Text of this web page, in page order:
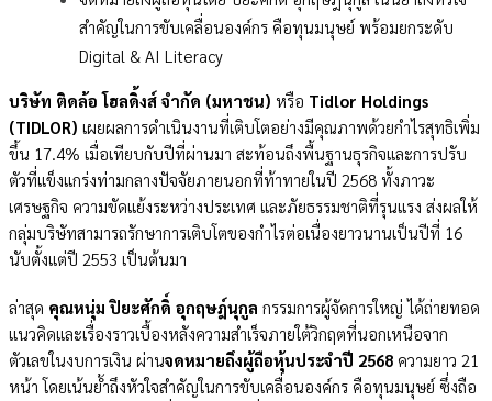
สำคัญในการขับเคลื่อนองค์กร คือทุนมนุษย์ พร้อมยกระดับ
Digital & AI Literacy
บริษัท ติดล้อ โฮลดิ้งส์ จำกัด (มหาชน) หรือ Tidlor Holdings
(TIDLOR) เผยผลการดำเนินงานที่เติบโตอย่างมีคุณภาพด้วยกำไรสุทธิเพิ่ม
ขึ้น 17.4% เมื่อเทียบกับปีที่ผ่านมา สะท้อนถึงพื้นฐานธุรกิจและการปรับ
ตัวที่แข็งแกร่งท่ามกลางปัจจัยภายนอกที่ท้าทายในปี 2568 ทั้งภาวะ
เศรษฐกิจ ความขัดแย้งระหว่างประเทศ และภัยธรรมชาติที่รุนแรง ส่งผลให้
กลุ่มบริษัทสามารถรักษาการเติบโตของกำไรต่อเนื่องยาวนานเป็นปีที่ 16
นับตั้งแต่ปี 2553 เป็นต้นมา
ล่าสุด คุณหนุ่ม ปิยะศักดิ์ อุกฤษฎ์นุกูล กรรมการผู้จัดการใหญ่ ได้ถ่ายทอด
แนวคิดและเรื่องราวเบื้องหลังความสำเร็จภายใต้วิกฤตที่นอกเหนือจาก
ตัวเลขในงบการเงิน ผ่านจดหมายถึงผู้ถือหุ้นประจำปี 2568 ความยาว 21
หน้า โดยเน้นย้ำถึงหัวใจสำคัญในการขับเคลื่อนองค์กร คือทุนมนุษย์ ซึ่งถือ